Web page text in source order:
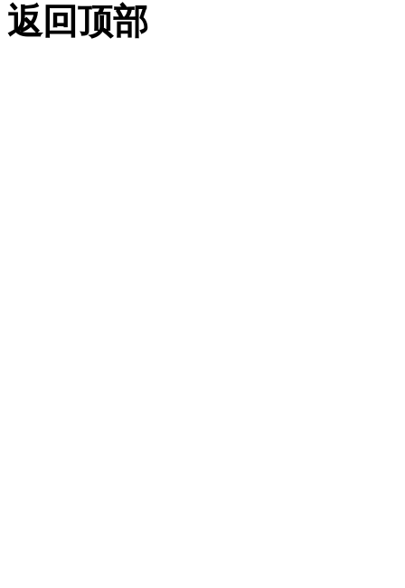
返回顶部